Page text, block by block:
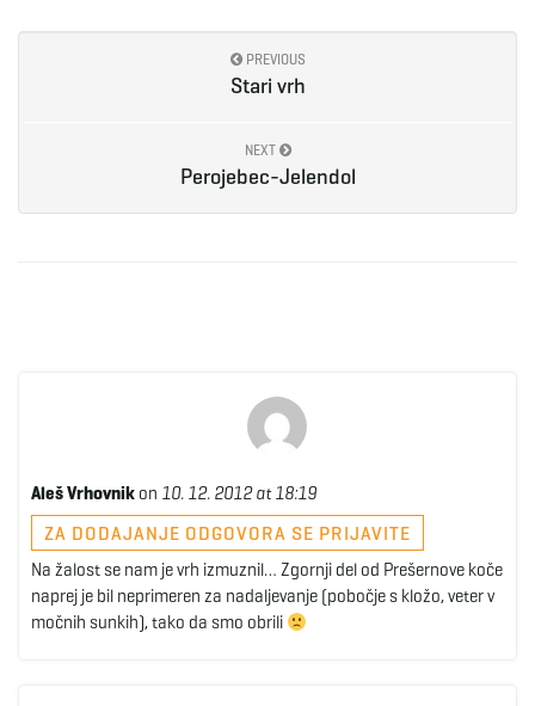
PREVIOUS
Stari vrh
NEXT
Perojebec-Jelendol
Aleš Vrhovnik on 10. 12. 2012 at 18:19
ZA DODAJANJE ODGOVORA SE PRIJAVITE
Na žalost se nam je vrh izmuznil… Zgornji del od Prešernove koče
naprej je bil neprimeren za nadaljevanje (pobočje s kložo, veter v
močnih sunkih), tako da smo obrili